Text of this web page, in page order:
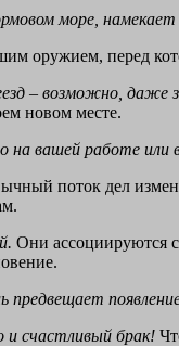
море,
оружием, перед
– возможно, даже
новом месте.
на вашей работе или
поток дел
Они ассоциируются
предвещает
и счастливый брак!